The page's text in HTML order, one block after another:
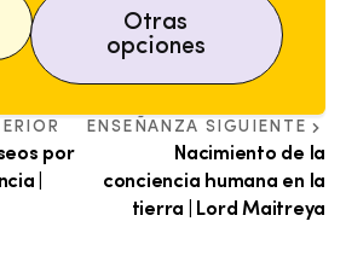
Otras
opciones
por
|
ENSEÑANZA SIGUIENTE
Nacimiento de la
conciencia humana en la
tierra | Lord Maitreya